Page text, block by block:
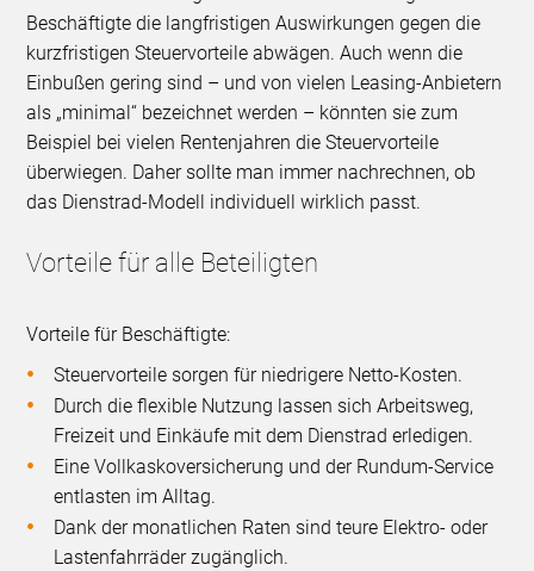
Beschäftigte die langfristigen Auswirkungen gegen die
kurzfristigen Steuervorteile abwägen. Auch wenn die
Einbußen gering sind – und von vielen Leasing-Anbietern
als „minimal“ bezeichnet werden – könnten sie zum
Beispiel bei vielen Rentenjahren die Steuervorteile
überwiegen. Daher sollte man immer nachrechnen, ob
das Dienstrad-Modell individuell wirklich passt.
Vorteile für alle Beteiligten
Vorteile für Beschäftigte:
Steuervorteile sorgen für niedrigere Netto-Kosten.
Durch die flexible Nutzung lassen sich Arbeitsweg,
Freizeit und Einkäufe mit dem Dienstrad erledigen.
Eine Vollkaskoversicherung und der Rundum-Service
entlasten im Alltag.
Dank der monatlichen Raten sind teure Elektro- oder
Lastenfahrräder zugänglich.